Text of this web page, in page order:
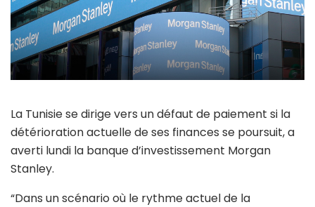
La Tunisie se dirige vers un défaut de paiement si la
détérioration actuelle de ses finances se poursuit, a
averti lundi la banque d’investissement Morgan
Stanley.
“Dans un scénario où le rythme actuel de la